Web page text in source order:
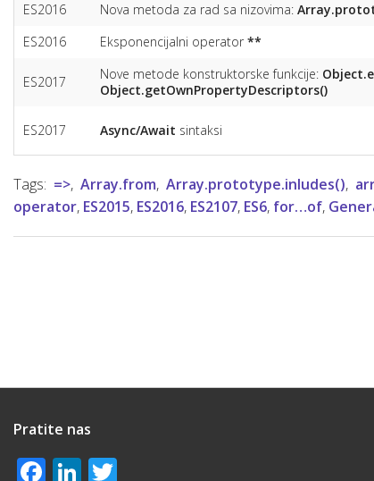
ES2016
Nova metoda za rad sa nizovima:
ES2016
Eksponencijalni operator **
ES2017 Nove metode konstruktorske funkcije:
Object.getOwnPropertyDescriptors()
ES2017 Async/Await sintaksi
Tags: =>,Array.from,Array.prototype.inludes(),
operator, ES2015, ES2016, ES2107, ES6, for…of,
Pratite nas
Facebook
LinkedIn